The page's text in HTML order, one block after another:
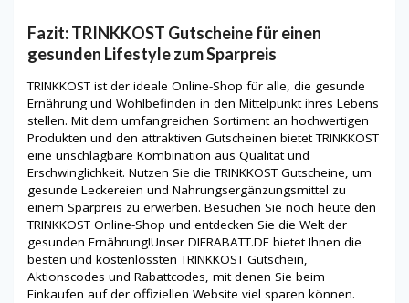
Fazit: TRINKKOST Gutscheine für einen
gesunden Lifestyle zum Sparpreis
TRINKKOST ist der ideale Online-Shop für alle, die gesunde
Ernährung und Wohlbefinden in den Mittelpunkt ihres Lebens
stellen. Mit dem umfangreichen Sortiment an hochwertigen
Produkten und den attraktiven Gutscheinen bietet TRINKKOST
eine unschlagbare Kombination aus Qualität und
Erschwinglichkeit. Nutzen Sie die TRINKKOST Gutscheine, um
gesunde Leckereien und Nahrungsergänzungsmittel zu
einem Sparpreis zu erwerben. Besuchen Sie noch heute den
TRINKKOST Online-Shop und entdecken Sie die Welt der
gesunden Ernährung!Unser DIERABATT.DE bietet Ihnen die
besten und kostenlossten TRINKKOST Gutschein,
Aktionscodes und Rabattcodes, mit denen Sie beim
Einkaufen auf der offiziellen Website viel sparen können.